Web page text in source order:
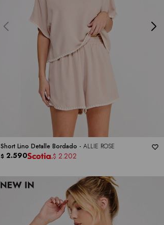
Short Lino Detalle Bordado - ALLIE ROSE
$ 2.590 $ 2.202